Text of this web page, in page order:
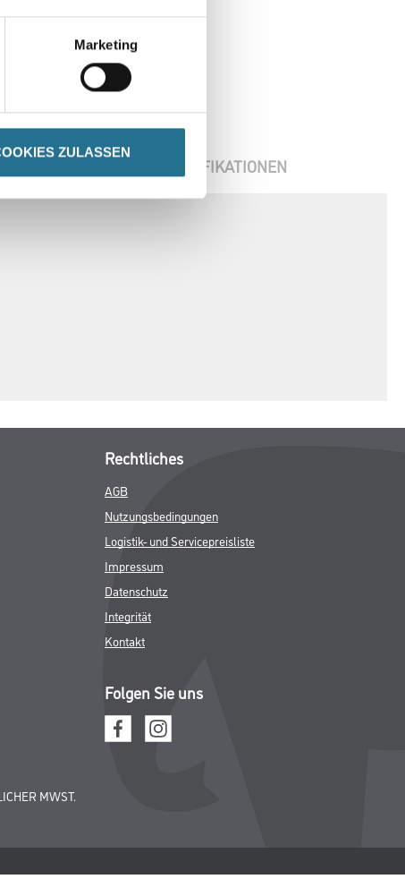
Marketing
ZULASSEN
SPEZIFIKATIONEN
Rechtliches
AGB
Nutzungsbedingungen
Logistik- und Servicepreisliste
Impressum
Datenschutz
Integrität
Kontakt
Folgen Sie uns
MWST.